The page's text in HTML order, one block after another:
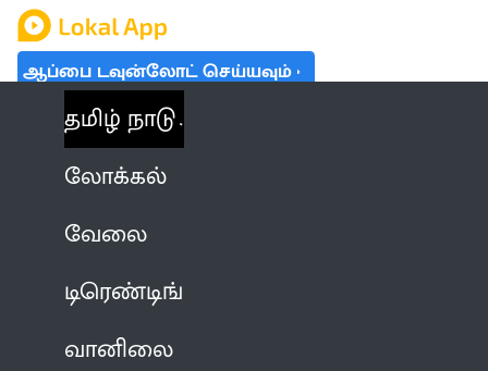
ஆப்பை டவுன்லோட் செய்யவும்
தமிழ் நாடு
லோக்கல்
வேலை
டிரெண்டிங்
வானிலை